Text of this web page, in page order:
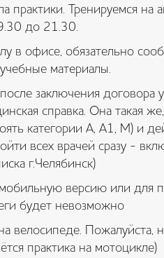
практики. Тренируемся на
до 21.30.
в офисе, обязательно
материалы.
заключения договора
справка. Она такая
категории А, А1, М) и
всех врачей сразу -
г.Челябинск)
версию или для
будет невозможно
Пожалуйста,
практика на мотоцикле)